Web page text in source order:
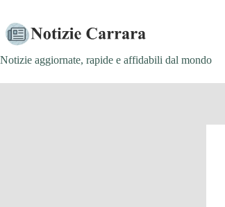
contenuto
Notizie aggiornate, rapide e affidabili dal mondo